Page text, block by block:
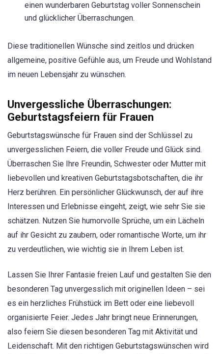
einen wunderbaren Geburtstag voller Sonnenschein
und glücklicher Überraschungen.
Diese traditionellen Wünsche sind zeitlos und drücken
allgemeine, positive Gefühle aus, um Freude und Wohlstand
im neuen Lebensjahr zu wünschen.
Unvergessliche Überraschungen:
Geburtstagsfeiern für Frauen
Geburtstagswünsche für Frauen sind der Schlüssel zu
unvergesslichen Feiern, die voller Freude und Glück sind.
Überraschen Sie Ihre Freundin, Schwester oder Mutter mit
liebevollen und kreativen Geburtstagsbotschaften, die ihr
Herz berühren. Ein persönlicher Glückwunsch, der auf ihre
Interessen und Erlebnisse eingeht, zeigt, wie sehr Sie sie
schätzen. Nutzen Sie humorvolle Sprüche, um ein Lächeln
auf ihr Gesicht zu zaubern, oder romantische Worte, um ihr
zu verdeutlichen, wie wichtig sie in Ihrem Leben ist.
Lassen Sie Ihrer Fantasie freien Lauf und gestalten Sie den
besonderen Tag unvergesslich mit originellen Ideen – sei
es ein herzliches Frühstück im Bett oder eine liebevoll
organisierte Feier. Jedes Jahr bringt neue Erinnerungen,
also feiern Sie diesen besonderen Tag mit Aktivität und
Leidenschaft. Mit den richtigen Geburtstagswünschen wird